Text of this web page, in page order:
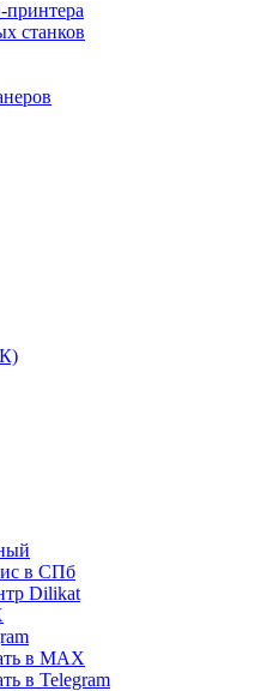
станков
в СПб
Dilikat
в MAX
в Telegram